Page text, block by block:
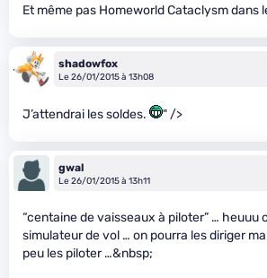
Et même pas Homeworld Cataclysm dans
shadowfox
Le 26/01/2015 à 13h08
J’attendrai les soldes. " />
gwal
Le 26/01/2015 à 13h11
“centaine de vaisseaux à piloter” … heuuu
simulateur de vol … on pourra les diriger
peu les piloter …&nbsp;